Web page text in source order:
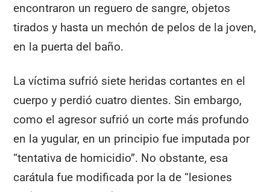
encontraron un reguero de sangre, objetos
tirados y hasta un mechón de pelos de la joven,
en la puerta del baño.
La víctima sufrió siete heridas cortantes en el
cuerpo y perdió cuatro dientes. Sin embargo,
como el agresor sufrió un corte más profundo
en la yugular, en un principio fue imputada por
“tentativa de homicidio”. No obstante, esa
carátula fue modificada por la de “lesiones